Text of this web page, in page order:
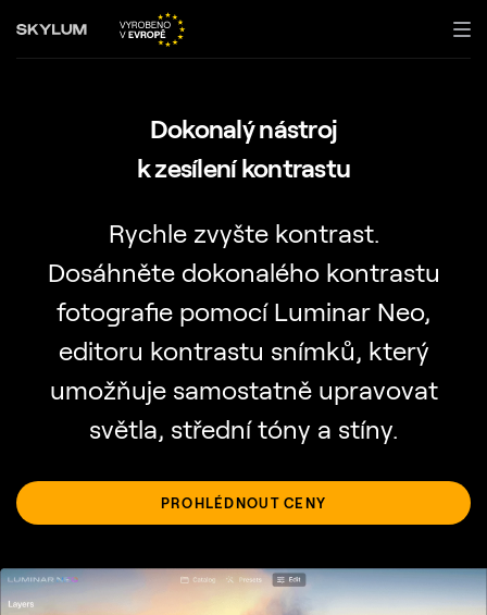
Dokonalý nástroj
k zesílení kontrastu
Rychle zvyšte kontrast.
Dosáhněte dokonalého kontrastu
fotografie pomocí Luminar Neo,
editoru kontrastu snímků, který
umožňuje samostatně upravovat
světla, střední tóny a stíny.
PROHLÉDNOUT CENY